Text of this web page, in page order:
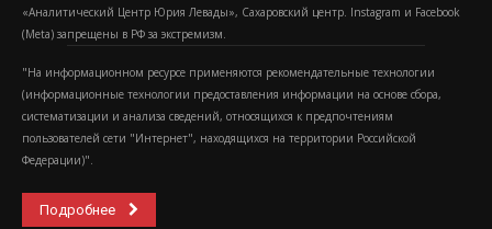
«Аналитический Центр Юрия Левады», Сахаровский центр. Instagram и Facebook
(Metа) запрещены в РФ за экстремизм.
"На информационном ресурсе применяются рекомендательные технологии
(информационные технологии предоставления информации на основе сбора,
систематизации и анализа сведений, относящихся к предпочтениям
пользователей сети "Интернет", находящихся на территории Российской
Федерации)".
Подробнее